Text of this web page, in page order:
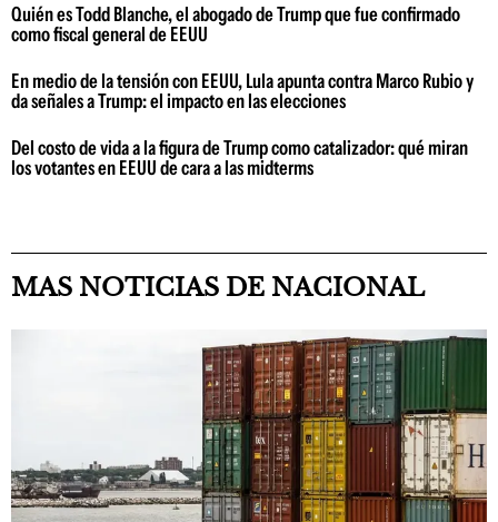
Quién es Todd Blanche, el abogado de Trump que fue confirmado
como fiscal general de EEUU
En medio de la tensión con EEUU, Lula apunta contra Marco Rubio y
da señales a Trump: el impacto en las elecciones
Del costo de vida a la figura de Trump como catalizador: qué miran
los votantes en EEUU de cara a las midterms
MAS NOTICIAS DE NACIONAL